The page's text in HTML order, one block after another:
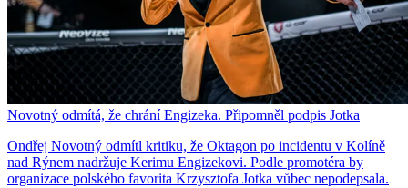
Novotný odmítá, že chrání Engizeka. Připomněl podpis Jotka
Ondřej Novotný odmítl kritiku, že Oktagon po incidentu v Kolíně
nad Rýnem nadržuje Kerimu Engizekovi. Podle promotéra by
organizace polského favorita Krzysztofa Jotka vůbec nepodepsala.